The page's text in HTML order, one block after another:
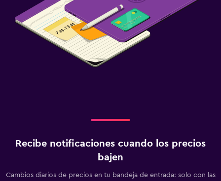
Recibe notificaciones cuando los precios
bajen
Cambios diarios de precios en tu bandeja de entrada: solo con las